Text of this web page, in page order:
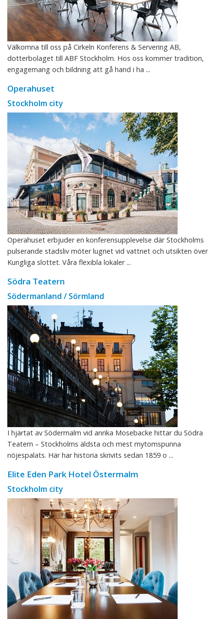
Välkomna till oss på Cirkeln Konferens & Servering AB,
dotterbolaget till ABF Stockholm. Hos oss kommer tradition,
engagemang och bildning att gå hand i ha ...
Operahuset
Stockholm city
Operahuset erbjuder en konferensupplevelse där Stockholms
pulserande stadsliv möter lugnet vid vattnet och utsikten över
Kungliga slottet. Våra flexibla lokaler ...
Södra Teatern
Södermanland / Sörmland
I hjärtat av Södermalm vid anrika Mosebacke hittar du Södra
Teatern – Stockholms äldsta och mest mytomspunna
nöjespalats. Här har historia skrivits sedan 1859 o ...
Elite Eden Park Hotel Östermalm
Stockholm city